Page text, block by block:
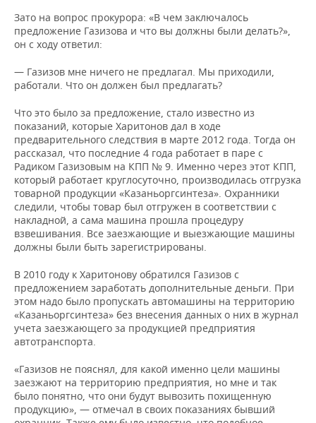
Зато на вопрос прокурора: «В чем заключалось
предложение Газизова и что вы должны были делать?»,
он с ходу ответил:
— Газизов мне ничего не предлагал. Мы приходили,
работали. Что он должен был предлагать?
Что это было за предложение, стало известно из
показаний, которые Харитонов дал в ходе
предварительного следствия в марте 2012 года. Тогда он
рассказал, что последние 4 года работает в паре с
Радиком Газизовым на КПП № 9. Именно через этот КПП,
который работает круглосуточно, производилась отгрузка
товарной продукции «Казаньоргсинтеза». Охранники
следили, чтобы товар был отгружен в соответствии с
накладной, а сама машина прошла процедуру
взвешивания. Все заезжающие и выезжающие машины
должны были быть зарегистрированы.
В 2010 году к Харитонову обратился Газизов с
предложением заработать дополнительные деньги. При
этом надо было пропускать автомашины на территорию
«Казаньоргсинтеза» без внесения данных о них в журнал
учета заезжающего за продукцией предприятия
автотранспорта.
«Газизов не пояснял, для какой именно цели машины
заезжают на территорию предприятия, но мне и так
было понятно, что они будут вывозить похищенную
продукцию», — отмечал в своих показаниях бывший